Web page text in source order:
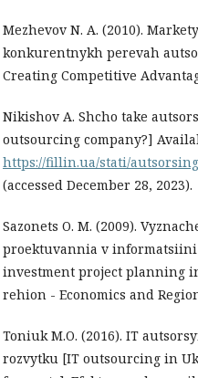
Mezhevov N. A. (2010).
konkurentnykh perevah
Creating Competitive
Nikishov A. Shcho take
outsourcing company?]
https://fillin.ua/stati/
(accessed December 28, 2023).
Sazonets O. M. (2009).
proektuvannia v
investment project planning
rehion - Economics and
Toniuk M.O. (2016). IT
rozvytku [IT outsourcing in